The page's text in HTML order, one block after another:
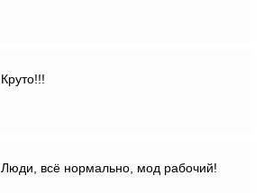
Круто!!!
Люди, всё нормально, мод рабочий!